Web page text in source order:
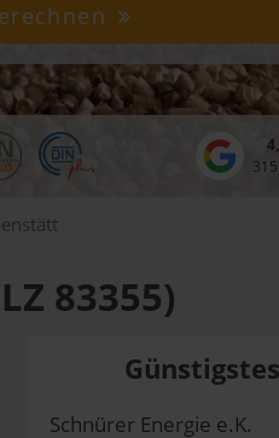
83355)
Schnürer Energie e.K.